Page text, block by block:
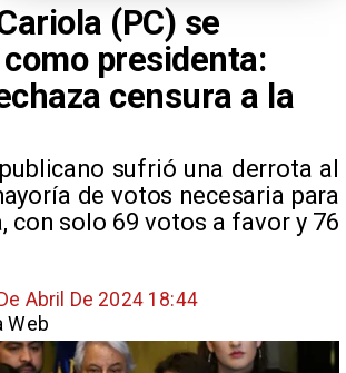
(PC) se
presidenta:
censura a la
sufrió una derrota al
de votos necesaria para
con solo 69 votos a favor y 76
Abril De 2024 18:44
Web